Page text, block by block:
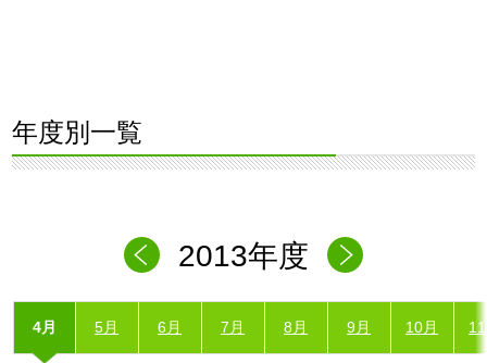
年度別一覧
2013年度
4月 5月 6月 7月 8月 9月 10月